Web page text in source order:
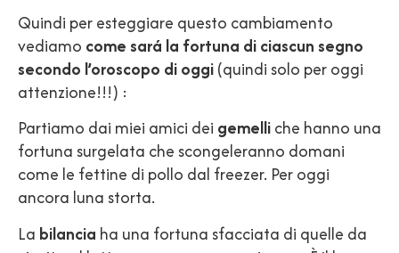
Quindi per esteggiare questo cambiamento
vediamo come sará la fortuna di ciascun segno
secondo l’oroscopo di oggi(quindi solo per oggi
attenzione!!!) :
Partiamo dai miei amici dei gemelliche hanno una
fortuna surgelata che scongeleranno domani
come le fettine di pollo dal freezer. Per oggi
ancora luna storta.
La bilancia ha una fortuna sfacciata di quelle da